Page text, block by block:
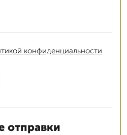
конфиденциальности
отправки